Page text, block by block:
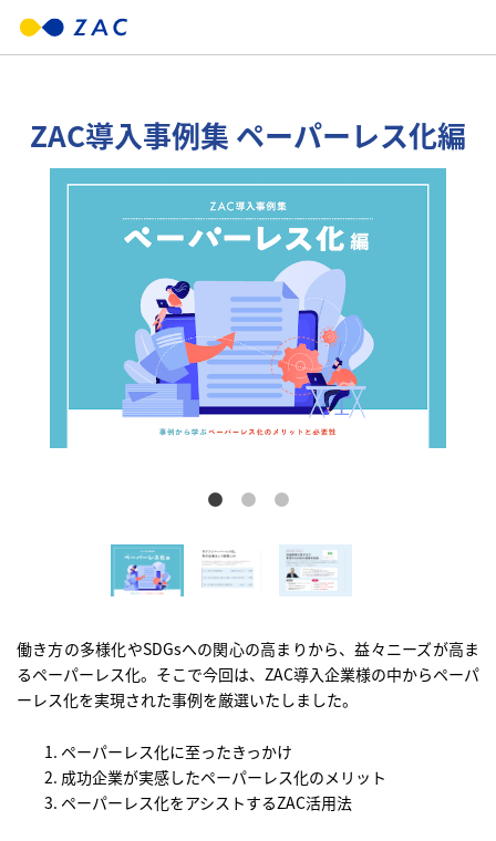
ZAC導入事例集 ペーパーレス化編
働き方の多様化やSDGsへの関心の高まりから、益々ニーズが高ま
るペーパーレス化。そこで今回は、ZAC導入企業様の中からペーパ
ーレス化を実現された事例を厳選いたしました。
ペーパーレス化に至ったきっかけ
成功企業が実感したペーパーレス化のメリット
ペーパーレス化をアシストするZAC活用法